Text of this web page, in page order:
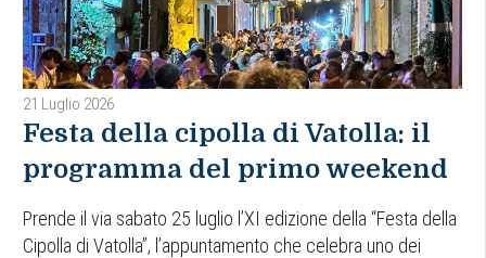
21 Luglio 2026
Festa della cipolla di Vatolla: il
programma del primo weekend
Prende il via sabato 25 luglio l’XI edizione della “Festa della
Cipolla di Vatolla”, l’appuntamento che celebra uno dei